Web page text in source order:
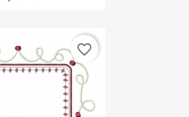
favorite_border